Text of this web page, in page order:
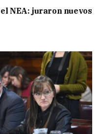
NEA: juraron nuevos